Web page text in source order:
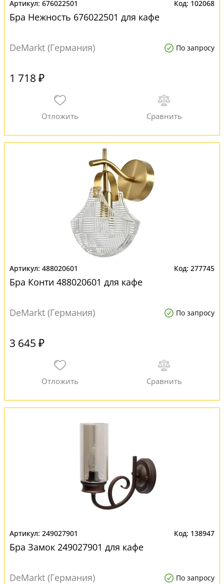
676022501 102068
Бра Нежность 676022501 для кафе
DeMarkt (Германия) По запросу
1 718 ₽
488020601 277745
Бра Конти 488020601 для кафе
DeMarkt (Германия) По запросу
3 645 ₽
249027901 138947
Бра Замок 249027901 для кафе
DeMarkt (Германия) По запросу